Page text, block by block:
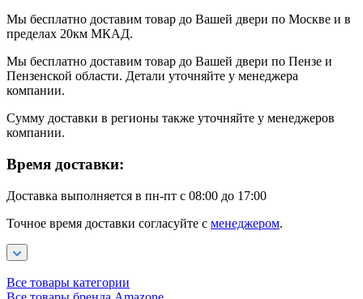
Мы бесплатно доставим товар до Вашей двери по Москве и в
пределах 20км МКАД.
Мы бесплатно доставим товар до Вашей двери по Пензе и
Пензенской области. Детали уточняйте у менеджера
компании.
Сумму доставки в регионы также уточняйте у менеджеров
компании.
Время доставки:
Доставка выполняется в пн-пт с 08:00 до 17:00
Точное время доставки согласуйте с менеджером.
Все товары категории